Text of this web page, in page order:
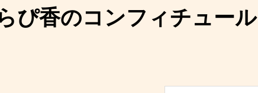
ぴ香のコンフィチュール